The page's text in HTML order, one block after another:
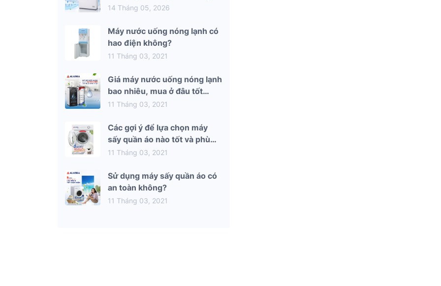
mùa hè 2026
14 Tháng 05, 2026
Máy nước uống nóng lạnh có
hao điện không?
11 Tháng 03, 2021
Giá máy nước uống nóng lạnh
bao nhiêu, mua ở đâu tốt
nhất?
11 Tháng 03, 2021
Các gợi ý để lựa chọn máy
sấy quần áo nào tốt và phù
hợp nhất với gia đình bạn
11 Tháng 03, 2021
Sử dụng máy sấy quần áo có
an toàn không?
11 Tháng 03, 2021